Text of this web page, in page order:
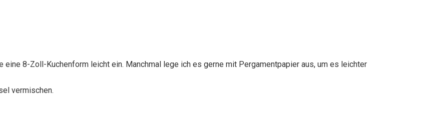
eine 8-Zoll-Kuchenform leicht ein. Manchmal lege ich es gerne mit Pergamentpapier aus, um es leichter
vermischen.